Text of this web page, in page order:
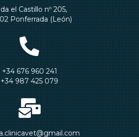
el Castillo nº 205,
Ponferrada (León)
+34 676 960 241
+34 987 425 079